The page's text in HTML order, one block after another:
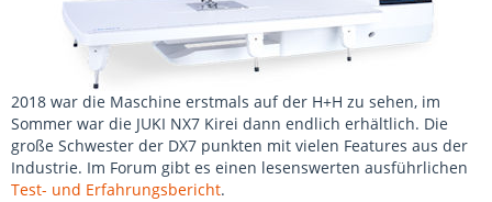
2018 war die Maschine erstmals auf der H+H zu sehen, im
Sommer war die JUKI NX7 Kirei dann endlich erhältlich. Die
große Schwester der DX7 punkten mit vielen Features aus der
Industrie. Im Forum gibt es einen lesenswerten ausführlichen
Test- und Erfahrungsbericht.